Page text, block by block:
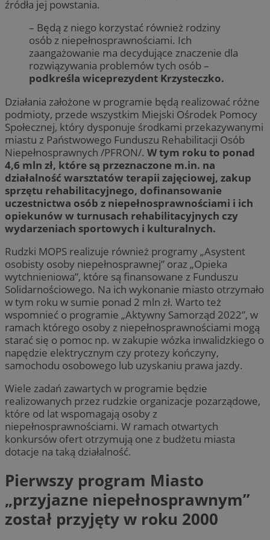
źródła jej powstania.
– Będą z niego korzystać również rodziny
osób z niepełnosprawnościami. Ich
zaangażowanie ma decydujące znaczenie dla
rozwiązywania problemów tych osób –
podkreśla wiceprezydent Krzysteczko.
Działania założone w programie będą realizować różne
podmioty, przede wszystkim Miejski Ośrodek Pomocy
Społecznej, który dysponuje środkami przekazywanymi
miastu z Państwowego Funduszu Rehabilitacji Osób
Niepełnosprawnych /PFRON/. W tym roku to ponad
4,6 mln zł, które są przeznaczone m.in. na
działalność warsztatów terapii zajęciowej, zakup
sprzętu rehabilitacyjnego, dofinansowanie
uczestnictwa osób z niepełnosprawnościami i ich
opiekunów w turnusach rehabilitacyjnych czy
wydarzeniach sportowych i kulturalnych.
Rudzki MOPS realizuje również programy „Asystent
osobisty osoby niepełnosprawnej” oraz „Opieka
wytchnieniowa”, które są finansowane z Funduszu
Solidarnościowego. Na ich wykonanie miasto otrzymało
w tym roku w sumie ponad 2 mln zł. Warto też
wspomnieć o programie „Aktywny Samorząd 2022”, w
ramach którego osoby z niepełnosprawnościami mogą
starać się o pomoc np. w zakupie wózka inwalidzkiego o
napędzie elektrycznym czy protezy kończyny,
samochodu osobowego lub uzyskaniu prawa jazdy.
Wiele zadań zawartych w programie będzie
realizowanych przez rudzkie organizacje pozarządowe,
które od lat wspomagają osoby z
niepełnosprawnościami. W ramach otwartych
konkursów ofert otrzymują one z budżetu miasta
dotacje na taką działalność.
Pierwszy program Miasto
„przyjazne niepełnosprawnym”
został przyjęty w roku 2000